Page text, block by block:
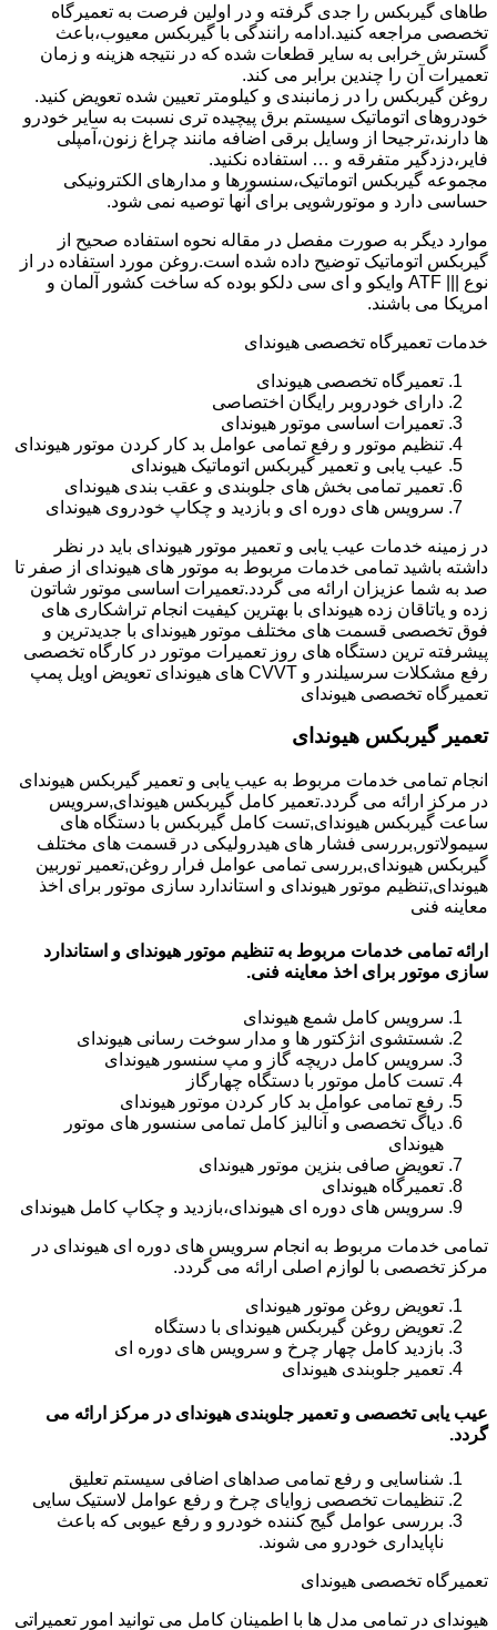
طاهای گیربکس را جدی گرفته و در اولین فرصت به تعمیرگاه
تخصصی مراجعه کنید.ادامه رانندگی با گیربکس معیوب،باعث
گسترش خرابی به سایر قطعات شده که در نتیجه هزینه و زمان
تعمیرات آن را چندین برابر می کند.
روغن گیربکس را در زمانبندی و کیلومتر تعیین شده تعویض کنید.
خودروهای اتوماتیک سیستم برق پیچیده تری نسبت به سایر خودرو
ها دارند،ترجیحا از وسایل برقی اضافه مانند چراغ زنون،آمپلی
فایر،دزدگیر متفرقه و … استفاده نکنید.
مجموعه گیربکس اتوماتیک،سنسورها و مدارهای الکترونیکی
حساسی دارد و موتورشویی برای آنها توصیه نمی شود.
موارد دیگر به صورت مفصل در مقاله نحوه استفاده صحیح از
گیربکس اتوماتیک توضیح داده شده است.روغن مورد استفاده در از
نوع ||| ATF وایکو و ای سی دلکو بوده که ساخت کشور آلمان و
امریکا می باشند.
خدمات تعمیرگاه تخصصی هیوندای
تعمیرگاه تخصصی هیوندای
دارای خودروبر رایگان اختصاصی
تعمیرات اساسی موتور هیوندای
تنظیم موتور و رفع تمامی عوامل بد کار کردن موتور هیوندای
عیب یابی و تعمیر گیربکس اتوماتیک هیوندای
تعمیر تمامی بخش های جلوبندی و عقب بندی هیوندای
سرویس های دوره ای و بازدید و چکاپ خودروی هیوندای
در زمینه خدمات عیب یابی و تعمیر موتور هیوندای باید در نظر
داشته باشید تمامی خدمات مربوط به موتور های هیوندای از صفر تا
صد به شما عزیزان ارائه می گردد.تعمیرات اساسی موتور شاتون
زده و یاتاقان زده هیوندای با بهترین کیفیت انجام تراشکاری های
فوق تخصصی قسمت های مختلف موتور هیوندای با جدیدترین و
پیشرفته ترین دستگاه های روز تعمیرات موتور در کارگاه تخصصی
رفع مشکلات سرسیلندر و CVVT های هیوندای تعویض اویل پمپ
تعمیرگاه تخصصی هیوندای
تعمیر گیربکس هیوندای
انجام تمامی خدمات مربوط به عیب یابی و تعمیر گیربکس هیوندای
در مرکز ارائه می گردد.تعمیر کامل گیربکس هیوندای,سرویس
ساعت گیربکس هیوندای,تست کامل گیربکس با دستگاه های
سیمولاتور,بررسی فشار های هیدرولیکی در قسمت های مختلف
گیربکس هیوندای,بررسی تمامی عوامل فرار روغن,تعمیر توربین
هیوندای,تنظیم موتور هیوندای و استاندارد سازی موتور برای اخذ
معاینه فنی
ارائه تمامی خدمات مربوط به تنظیم موتور هیوندای و استاندارد
سازی موتور برای اخذ معاینه فنی.
سرویس کامل شمع هیوندای
شستشوی انژکتور ها و مدار سوخت رسانی هیوندای
سرویس کامل دریچه گاز و مپ سنسور هیوندای
تست کامل موتور با دستگاه چهارگاز
رفع تمامی عوامل بد کار کردن موتور هیوندای
دیاگ تخصصی و آنالیز کامل تمامی سنسور های موتور
هیوندای
تعویض صافی بنزین موتور هیوندای
تعمیرگاه هیوندای
سرویس های دوره ای هیوندای،بازدید و چکاپ کامل هیوندای
تمامی خدمات مربوط به انجام سرویس های دوره ای هیوندای در
مرکز تخصصی با لوازم اصلی ارائه می گردد.
تعویض روغن موتور هیوندای
تعویض روغن گیربکس هیوندای با دستگاه
بازدید کامل چهار چرخ و سرویس های دوره ای
تعمیر جلوبندی هیوندای
عیب یابی تخصصی و تعمیر جلوبندی هیوندای در مرکز ارائه می
گردد.
شناسایی و رفع تمامی صداهای اضافی سیستم تعلیق
تنظیمات تخصصی زوایای چرخ و رفع عوامل لاستیک سایی
بررسی عوامل گیج کننده خودرو و رفع عیوبی که باعث
ناپایداری خودرو می شوند.
تعمیرگاه تخصصی هیوندای
هیوندای در تمامی مدل ها با اطمینان کامل می توانید امور تعمیراتی